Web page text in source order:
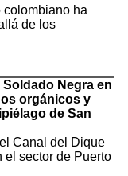
colombiano ha
de los
Negra en
orgánicos y
de San
Canal del Dique
el sector de Puerto